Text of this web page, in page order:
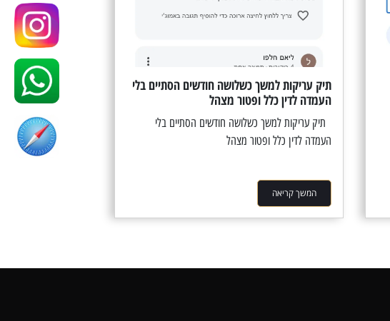
תיק עריקות למשך כשלושה חודשים הסתיים בלי
העמדה לדין כלל ופטור מצהל
תיק עריקות למשך כשלושה חודשים הסתיים בלי
העמדה לדין כלל ופטור מצהל
המשך קריאה